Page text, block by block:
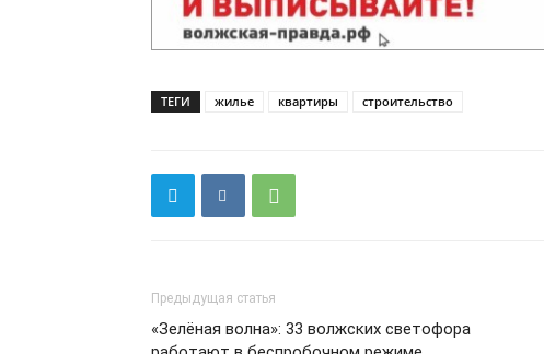
ТЕГИ жилье квартиры строительство
Предыдущая статья
«Зелёная волна»: 33 волжских светофора